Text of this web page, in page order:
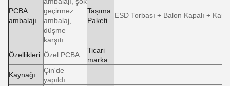
PCBA
ambalajı
geçirmez
ambalaj,
düşme
karşıtı
Taşıma
Paketi
ESD Torbası + Balon Kapalı +
Özellikleri Özel PCBA
Ticari
marka
Kaynağı
Çin'de
yapıldı.